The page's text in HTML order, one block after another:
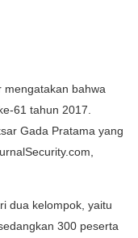
mengatakan bahwa
61 tahun 2017.
Gada Pratama yang
dua kelompok, yaitu
300 peserta